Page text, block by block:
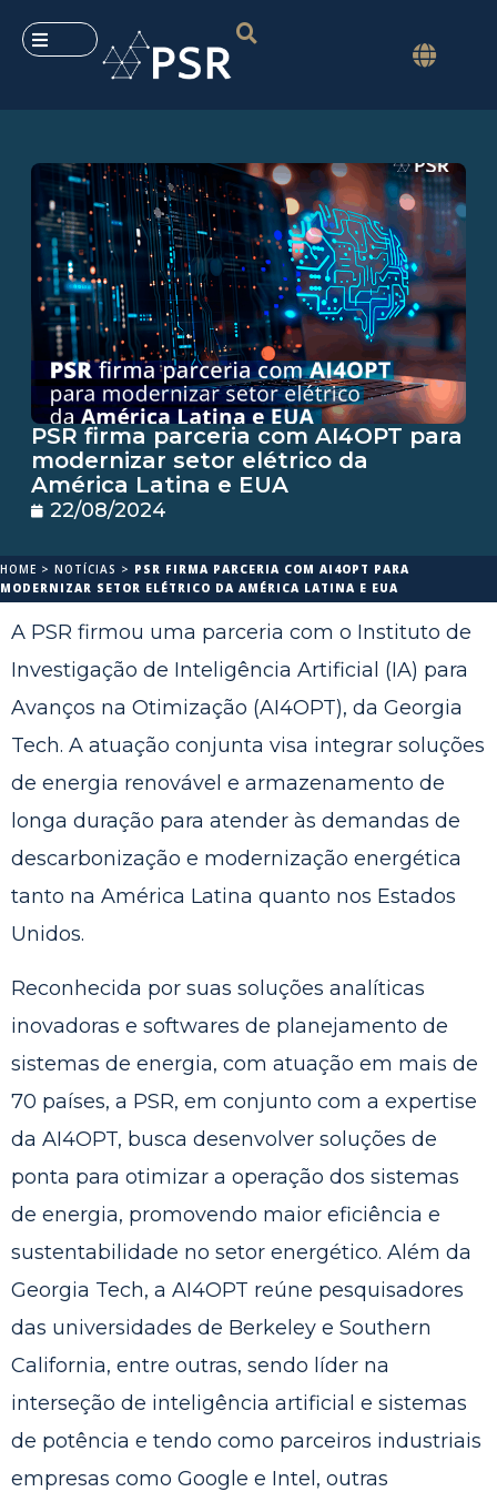
PSR firma parceria com AI4OPT para
modernizar setor elétrico da
América Latina e EUA
22/08/2024
HOME > NOTÍCIAS > PSR FIRMA PARCERIA COM AI4OPT PARA
MODERNIZAR SETOR ELÉTRICO DA AMÉRICA LATINA E EUA
A PSR firmou uma parceria com o Instituto de
Investigação de Inteligência Artificial (IA) para
Avanços na Otimização (AI4OPT), da Georgia
Tech. A atuação conjunta visa integrar soluções
de energia renovável e armazenamento de
longa duração para atender às demandas de
descarbonização e modernização energética
tanto na América Latina quanto nos Estados
Unidos.
Reconhecida por suas soluções analíticas
inovadoras e softwares de planejamento de
sistemas de energia, com atuação em mais de
70 países, a PSR, em conjunto com a expertise
da AI4OPT, busca desenvolver soluções de
ponta para otimizar a operação dos sistemas
de energia, promovendo maior eficiência e
sustentabilidade no setor energético. Além da
Georgia Tech, a AI4OPT reúne pesquisadores
das universidades de Berkeley e Southern
California, entre outras, sendo líder na
interseção de inteligência artificial e sistemas
de potência e tendo como parceiros industriais
empresas como Google e Intel, outras